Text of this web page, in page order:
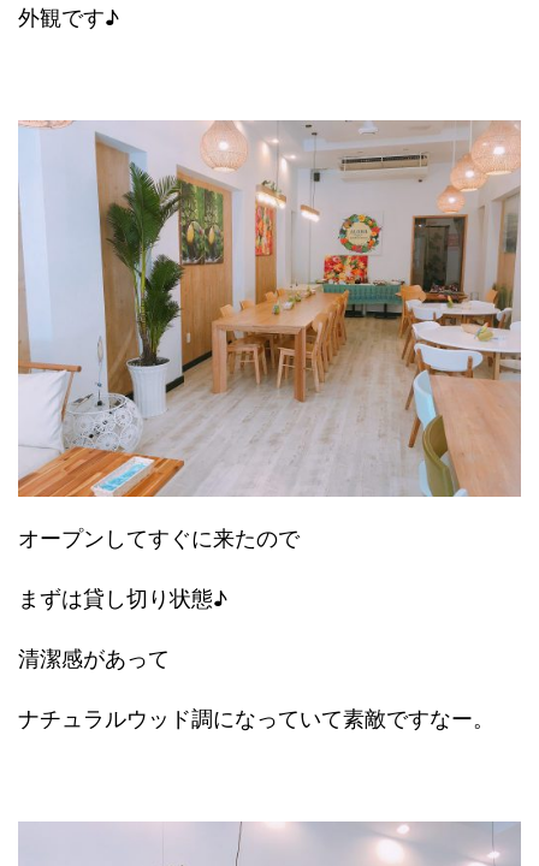
外観です♪
オープンしてすぐに来たので
まずは貸し切り状態♪
清潔感があって
ナチュラルウッド調になっていて素敵ですなー。